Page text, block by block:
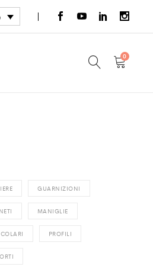
0
GUARNIZIONI
MANIGLIE
PROFILI